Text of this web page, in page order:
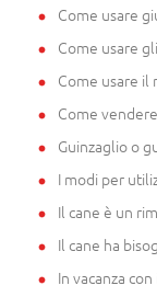
Come usare
Come usare
Come usare
Come
Guinzaglio o
I modi per
Il cane è un
Il cane ha
In vacanza con